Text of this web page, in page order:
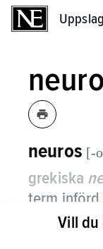
neuros [-
grekiska
term införd
läkaren
Vill du